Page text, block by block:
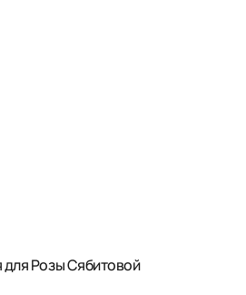
Розы Сябитовой